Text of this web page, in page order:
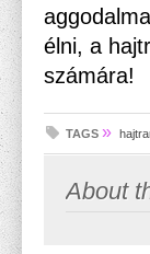
élni, a
számára!
TAGS »
About